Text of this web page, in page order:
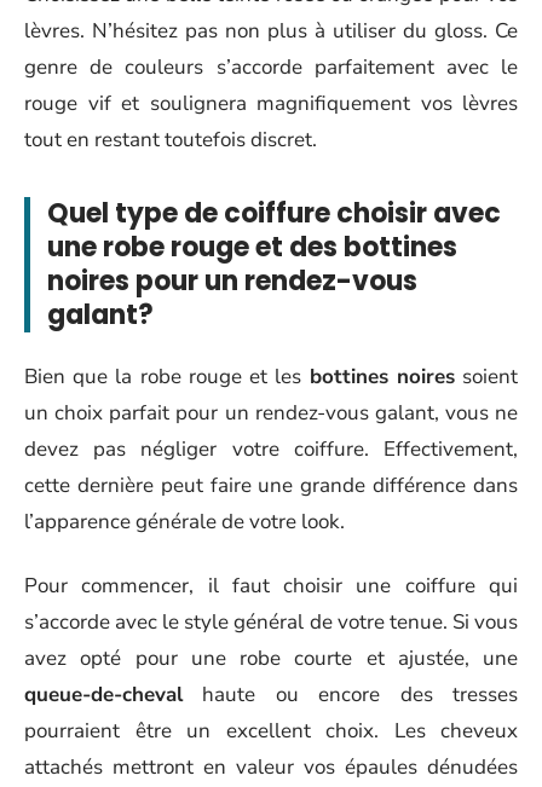
lèvres. N’hésitez pas non plus à utiliser du gloss. Ce
genre de couleurs s’accorde parfaitement avec le
rouge vif et soulignera magnifiquement vos lèvres
tout en restant toutefois discret.
Quel type de coiffure choisir avec
une robe rouge et des bottines
noires pour un rendez-vous
galant?
Bien que la robe rouge et les bottines noiressoient
un choix parfait pour un rendez-vous galant, vous ne
devez pas négliger votre coiffure. Effectivement,
cette dernière peut faire une grande différence dans
l’apparence générale de votre look.
Pour commencer, il faut choisir une coiffure qui
s’accorde avec le style général de votre tenue. Si vous
avez opté pour une robe courte et ajustée, une
queue-de-chevalhaute ou encore des tresses
pourraient être un excellent choix. Les cheveux
attachés mettront en valeur vos épaules dénudées